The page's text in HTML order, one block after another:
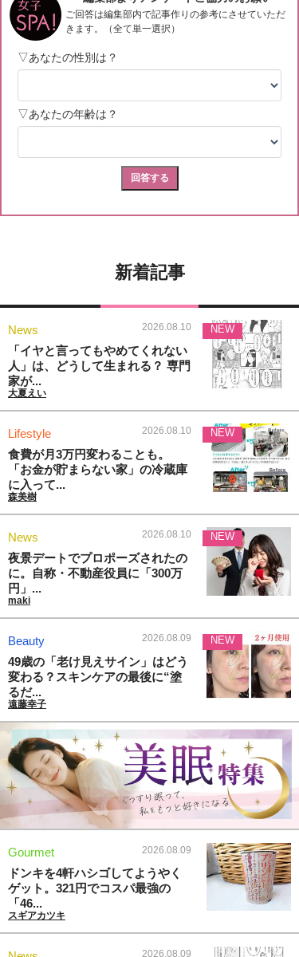
新着記事
News 2026.08.10
「イヤと言ってもやめてくれない
人」は、どうして生まれる？ 専門
家が...
大夏えい
NEW
Lifestyle 2026.08.10
食費が月3万円変わることも。
「お金が貯まらない家」の冷蔵庫
に入って...
森美樹
NEW
News 2026.08.10
夜景デートでプロポーズされたの
に。自称・不動産役員に「300万
円」...
maki
NEW
Beauty 2026.08.09
49歳の「老け見えサイン」はどう
変わる？スキンケアの最後に“塗
るだ...
遠藤幸子
NEW
Gourmet 2026.08.09
ドンキを4軒ハシゴしてようやく
ゲット。321円でコスパ最強の
「46...
スギアカツキ
2026.08.09